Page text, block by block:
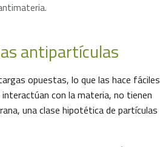
antipartículas
opuestas, lo que las hace fáciles
con la materia, no tienen
una clase hipotética de partículas